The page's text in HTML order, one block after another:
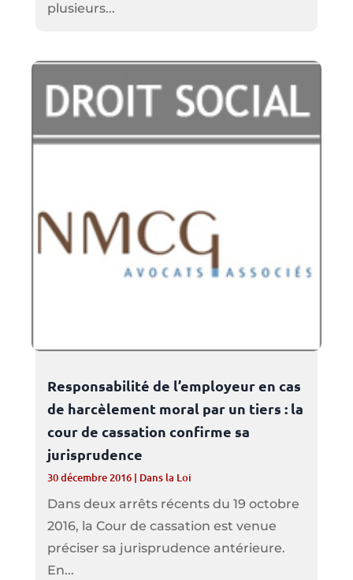
plusieurs...
Responsabilité de l’employeur en cas
de harcèlement moral par un tiers : la
cour de cassation confirme sa
jurisprudence
30 décembre 2016| Dans la Loi
Dans deux arrêts récents du 19 octobre
2016, la Cour de cassation est venue
préciser sa jurisprudence antérieure.
En...